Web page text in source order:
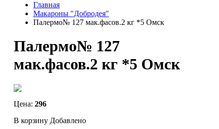
Главная
Макароны "Добродея"
Палермо№ 127 мак.фасов.2 кг *5 Омск
Палермо№ 127
мак.фасов.2 кг *5 Омск
Цена: 296
В корзину Добавлено